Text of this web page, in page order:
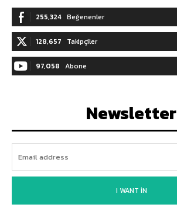
255,324 Beğenenler
128,657 Takipçiler
97,058 Abone
Newsletter
I WANT IN